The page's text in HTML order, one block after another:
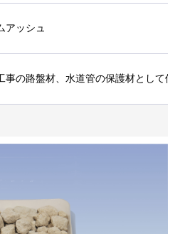
アッシュ
事の路盤材、水道管の保護材として